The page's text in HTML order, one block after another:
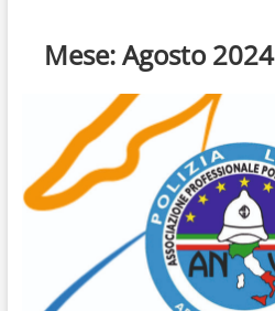
Mese:Agosto 2024